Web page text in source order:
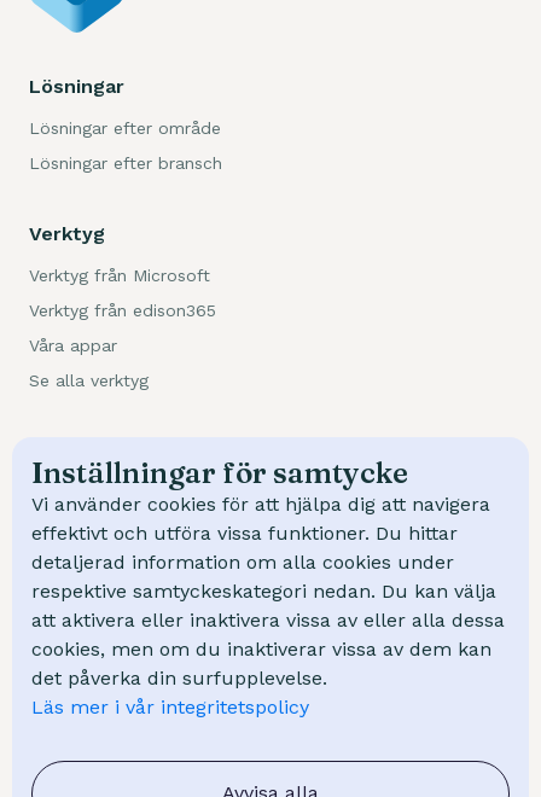
Lösningar
Lösningar efter område
Lösningar efter bransch
Verktyg
Verktyg från Microsoft
Verktyg från edison365
Våra appar
Se alla verktyg
NCC
Swep
Mölndal Energi
Kunskap
Kurser
FAQ - Vanliga frågor
Inställningar för samtycke
Vi använder cookies för att hjälpa dig att navigera
effektivt och utföra vissa funktioner. Du hittar
detaljerad information om alla cookies under
respektive samtyckeskategori nedan. Du kan välja
att aktivera eller inaktivera vissa av eller alla dessa
cookies, men om du inaktiverar vissa av dem kan
det påverka din surfupplevelse.
Läs mer i vår integritetspolicy